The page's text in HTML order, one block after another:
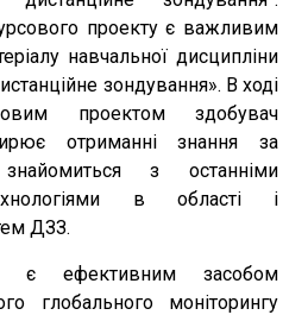
проекту є важливим
навчальної дисципліни
зондування». В ході
проектом здобувач
отриманні знання за
з останніми
в області і
ДЗЗ.
є ефективним засобом
глобального моніторингу